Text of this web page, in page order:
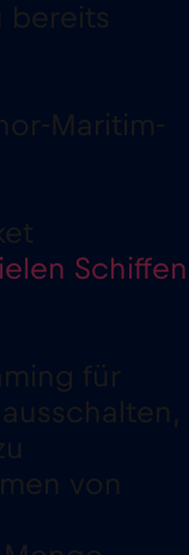
bereits
Maritim-
Schiffen
für
von